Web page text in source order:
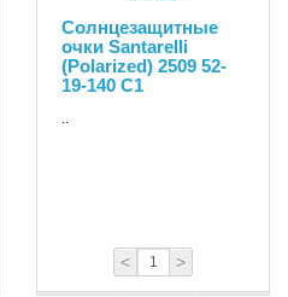
Солнцезащитные
очки Santarelli
(Polarized) 2509 52-
19-140 С1
..
< >